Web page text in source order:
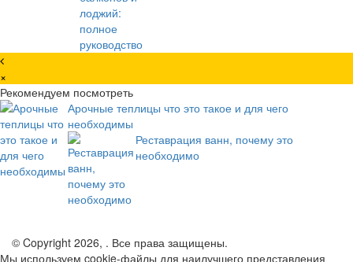
×
Рекомендуем посмотреть
Арочные теплицы что это такое и для чего
необходимы
Реставрация ванн, почему это
необходимо
© Copyright 2026, . Все права защищены.
Мы используем cookie-файлы для наилучшего представления